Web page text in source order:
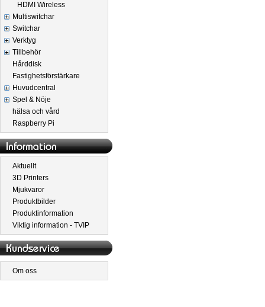
HDMI Wireless
Multiswitchar
Switchar
Verktyg
Tillbehör
Hårddisk
Fastighetsförstärkare
Huvudcentral
Spel & Nöje
hälsa och vård
Raspberry Pi
Aktuellt
3D Printers
Mjukvaror
Produktbilder
Produktinformation
Viktig information - TVIP
Om oss